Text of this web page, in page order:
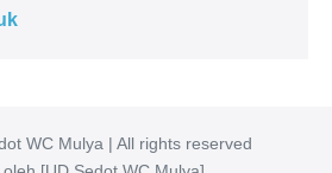
WC Mulya | All rights reserved